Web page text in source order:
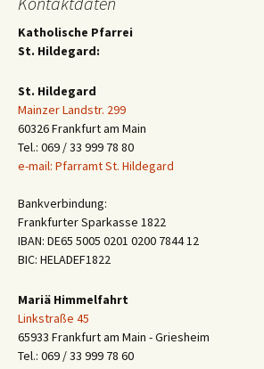
Katholische Pfarrei
St. Hildegard:
St. Hildegard
Mainzer Landstr. 299
60326 Frankfurt am Main
Tel.: 069 / 33 999 78 80
e-mail: Pfarramt St. Hildegard
Bankverbindung:
Frankfurter Sparkasse 1822
IBAN: DE65 5005 0201 0200 7844 12
BIC: HELADEF1822
Mariä Himmelfahrt
Linkstraße 45
65933 Frankfurt am Main - Griesheim
Tel.: 069 / 33 999 78 60